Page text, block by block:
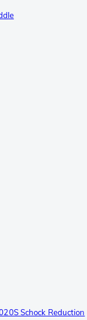
Schock Reduction